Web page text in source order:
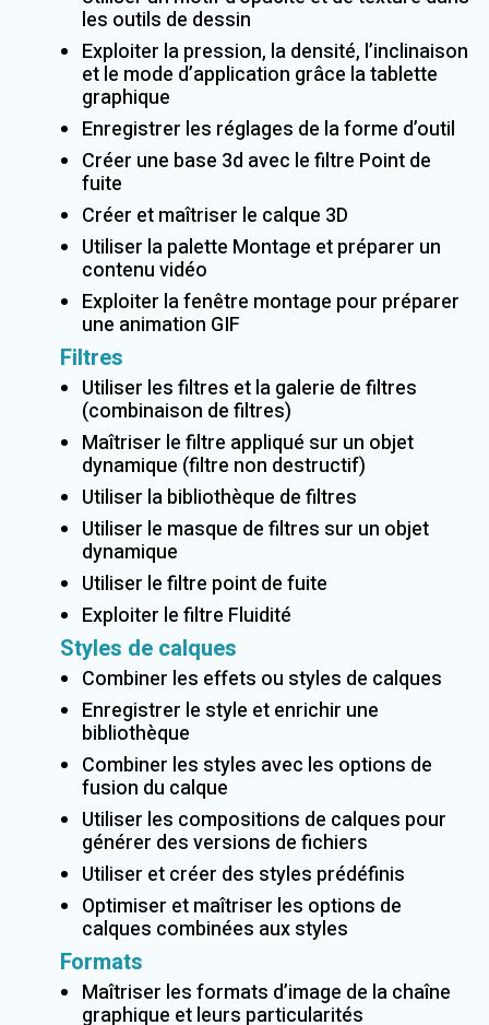
les outils de dessin
Exploiter la pression, la densité, l’inclinaison
et le mode d’application grâce la tablette
graphique
Enregistrer les réglages de la forme d’outil
Créer une base 3d avec le filtre Point de
fuite
Créer et maîtriser le calque 3D
Utiliser la palette Montage et préparer un
contenu vidéo
Exploiter la fenêtre montage pour préparer
une animation GIF
Filtres
Utiliser les filtres et la galerie de filtres
(combinaison de filtres)
Maîtriser le filtre appliqué sur un objet
dynamique (filtre non destructif)
Utiliser la bibliothèque de filtres
Utiliser le masque de filtres sur un objet
dynamique
Utiliser le filtre point de fuite
Exploiter le filtre Fluidité
Styles de calques
Combiner les effets ou styles de calques
Enregistrer le style et enrichir une
bibliothèque
Combiner les styles avec les options de
fusion du calque
Utiliser les compositions de calques pour
générer des versions de fichiers
Utiliser et créer des styles prédéfinis
Optimiser et maîtriser les options de
calques combinées aux styles
Formats
Maîtriser les formats d’image de la chaîne
graphique et leurs particularités